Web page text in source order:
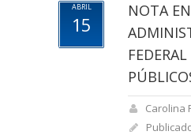
ABRIL
15
NOTA
Carolina